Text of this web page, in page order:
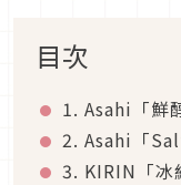
目次
1. Asahi「鮮
2. Asahi「
3. KIRIN「冰